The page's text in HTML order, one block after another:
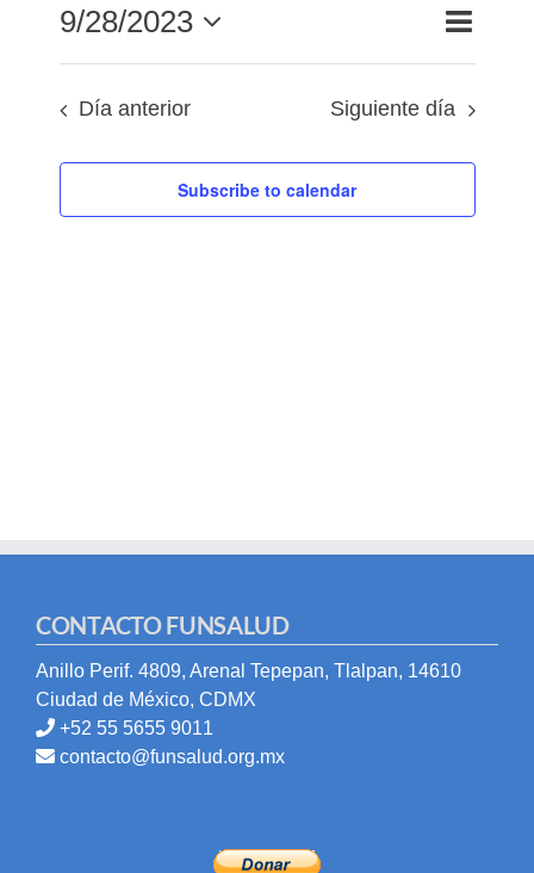
y
vistas
Eventos
Buscar
de
Día
9/28/2023
Seleccionar
fecha.
Día anterior Siguiente día
Subscribe to calendar
CONTACTO FUNSALUD
Anillo Perif. 4809, Arenal Tepepan, Tlalpan, 14610
Ciudad de México, CDMX
+52 55 5655 9011
contacto@funsalud.org.mx